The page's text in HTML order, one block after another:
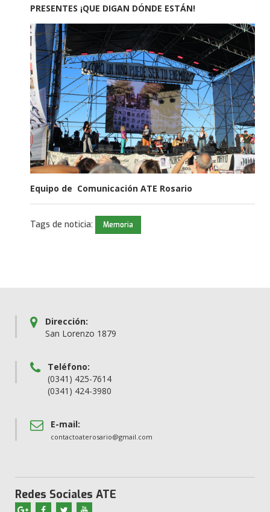
PRESENTES ¡QUE DIGAN DÓNDE ESTÁN!
Equipo de Comunicación ATE Rosario
Tags de noticia: Memoria
Dirección:
San Lorenzo 1879
Teléfono:
(0341) 425-7614
(0341) 424-3980
E-mail:
contactoaterosario@gmail.com
Redes Sociales ATE